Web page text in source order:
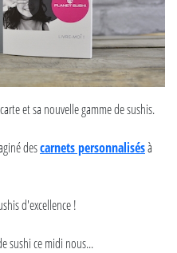
et sa nouvelle gamme de sushis.
descarnets personnalisésà
d'excellence !
sushi ce midi nous...